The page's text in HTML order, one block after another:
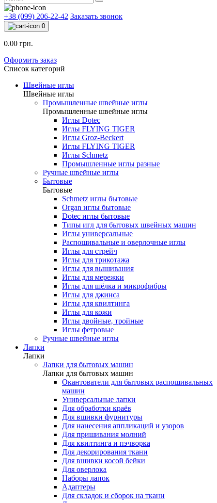
+38 (099) 206-22-42 Заказать звонок
0
0.00 грн.
Оформить заказ
Список категорий
Швейные иглы
Швейные иглы
Промышленные швейные иглы
Промышленные швейные иглы
Иглы Dotec
Иглы FLYING TIGER
Иглы Groz-Beckert
Иглы FLYING TIGER
Иглы Schmetz
Промышленные иглы разные
Ручные швейные иглы
Бытовые
Бытовые
Schmetz иглы бытовые
Organ иглы бытовые
Dotec иглы бытовые
Типы игл для бытовых швейных машин
Иглы универсальные
Распошивальные и оверлочные иглы
Иглы для стрейч
Иглы для трикотажа
Иглы для вышивания
Иглы для мережки
Иглы для шёлка и микрофибры
Иглы для джинса
Иглы для квилтинга
Иглы для кожи
Иглы двойные, тройные
Иглы фетровые
Ручные швейные иглы
Лапки
Лапки
Лапки для бытовых машин
Лапки для бытовых машин
Окантователи для бытовых распошивальных
машин
Универсальные лапки
Для обработки краёв
Для вшивки фурнитуры
Для нанесения аппликаций и узоров
Для пришивания молний
Для квилтинга и пэчворка
Для декорирования ткани
Для вшивки косой бейки
Для оверлока
Наборы лапок
Адаптеры
Для складок и сборок на ткани